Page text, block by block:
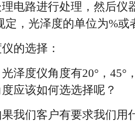
电路进行处理，然后仪
定，光泽度的单位为%或
的选择：
度仪角度有20°，45°，
应该如何选选择呢？
们客户有要求我们用